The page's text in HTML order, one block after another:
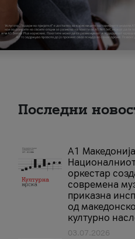
Последни
А1
оркестар
современа
приказна
од
културно
03.07.2026